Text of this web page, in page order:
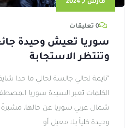
مارس 7, 2024
0 تعليقات
سوريا تعيش وحيدة
وتنتظر الاستجابة
“نايمة لحالي جالسة لحالي ما حدا
الكلمات تعبر السيدة سوريا
شمال غربي سوريا عن حالها، مشيرةً
وحيدة كلياً بلا معيل أو